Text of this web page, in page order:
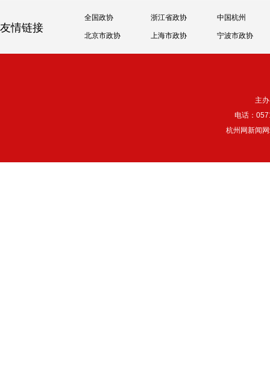
友情链接
全国政协 浙江省政协 中国杭州
北京市政协 上海市政协 宁波市政协
主
电话：
杭州网新闻